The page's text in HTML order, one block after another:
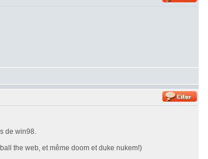
de win98.
the web, et même doom et duke nukem!)